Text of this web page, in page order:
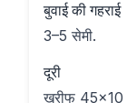
बुवाई की गहराई
3–5 सेमी.
दूरी
खरीफ 45×10